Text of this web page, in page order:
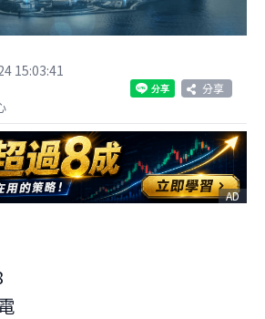
15:03:41
分享
AD